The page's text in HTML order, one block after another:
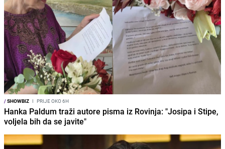
/SHOWBIZ I PRIJE OKO 6H
Hanka Paldum traži autore pisma iz Rovinja: "Josipa i Stipe,
voljela bih da se javite"